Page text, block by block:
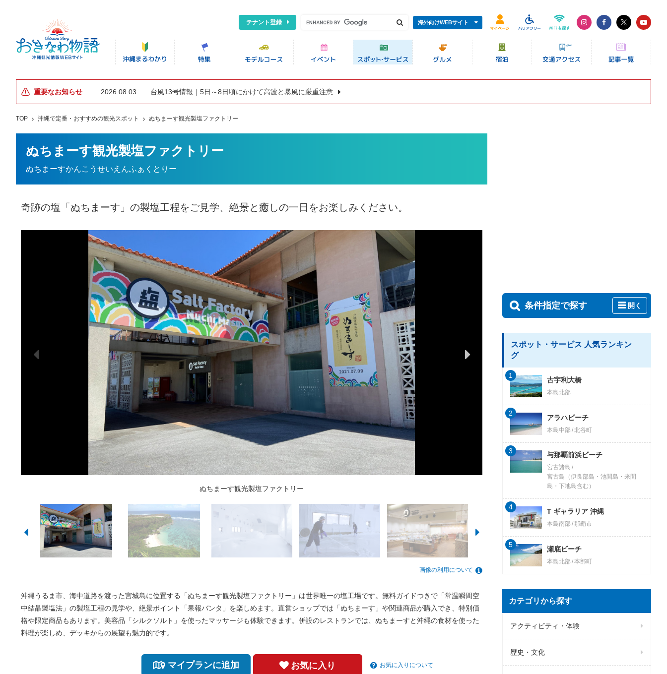
テナント登録 海外向けWEBサイト
重要なお知らせ 2026.08.03 台風13号情報｜5日～8日頃にかけて高波と暴風に厳重注意
TOP 沖縄で定番・おすすめの観光スポット ぬちまーす観光製塩ファクトリー
ぬちまーす観光製塩ファクトリー
ぬちまーすかんこうせいえんふぁくとりー
奇跡の塩「ぬちまーす」の製塩工程をご見学、絶景と癒しの一日をお楽しみください。
ぬちまーす観光製塩ファクトリー
絶景スポット「果報バンタ」
雪のように振りつもる塩の製塩室
「ぬちまーす」採塩の様子
併設ショップ、ここだけの限定商品も、、、
美肌スキンケア海塩「シルクソルト」体験
2Fカフェでは塩が際立つ料理やスウィーツが楽しめます
一番人気の「塩ソフトクリーム」と「海空ソフトクリーム」
海に囲まれた自然の風景をお楽しみください
画像の利用について
沖縄うるま市、海中道路を渡った宮城島に位置する「ぬちまーす観光製塩ファクトリー」は世界唯一の塩工場です。無料ガイドつきで「常温瞬間空
中結晶製塩法」の製塩工程の見学や、絶景ポイント「果報バンタ」を楽しめます。直営ショップでは「ぬちまーす」や関連商品が購入でき、特別価
格や限定商品もあります。美容品「シルクソルト」を使ったマッサージも体験できます。併設のレストランでは、ぬちまーすと沖縄の食材を使った
料理が楽しめ、デッキからの展望も魅力的です。
マイプランに追加 お気に入り お気に入りについて
条件指定で探す 開く
スポット・サービス 人気ランキン
グ
古宇利大橋
本島北部
1
アラハビーチ
本島中部 北谷町
2
与那覇前浜ビーチ
宮古諸島
宮古島（伊良部島・池間島・来間
島・下地島含む）
3
T ギャラリア 沖縄
本島南部 那覇市
4
瀬底ビーチ
本島北部 本部町
5
カテゴリから探す
アクティビティ・体験
歴史・文化